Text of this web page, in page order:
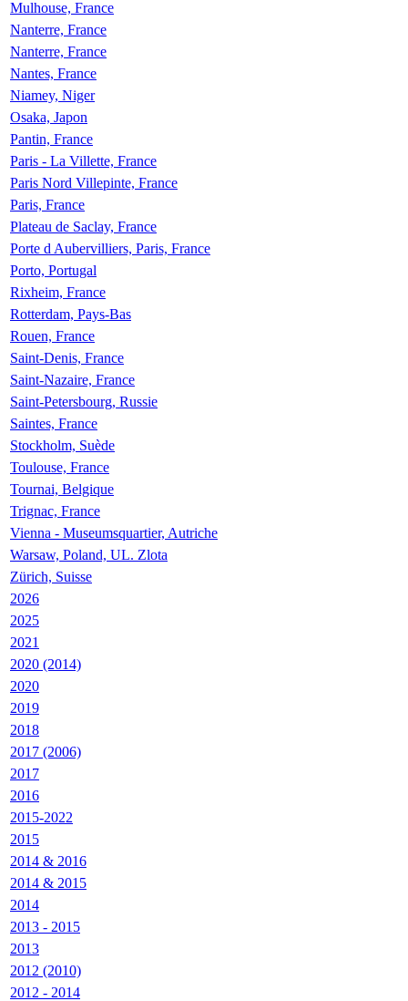
Mulhouse, France
Nanterre, France
Nanterre, France
Nantes, France
Niamey, Niger
Osaka, Japon
Pantin, France
Paris - La Villette, France
Paris Nord Villepinte, France
Paris, France
Plateau de Saclay, France
Porte d Aubervilliers, Paris, France
Porto, Portugal
Rixheim, France
Rotterdam, Pays-Bas
Rouen, France
Saint-Denis, France
Saint-Nazaire, France
Saint-Petersbourg, Russie
Saintes, France
Stockholm, Suède
Toulouse, France
Tournai, Belgique
Trignac, France
Vienna - Museumsquartier, Autriche
Warsaw, Poland, UL. Zlota
Zürich, Suisse
2026
2025
2021
2020 (2014)
2020
2019
2018
2017 (2006)
2017
2016
2015-2022
2015
2014 & 2016
2014 & 2015
2014
2013 - 2015
2013
2012 (2010)
2012 - 2014